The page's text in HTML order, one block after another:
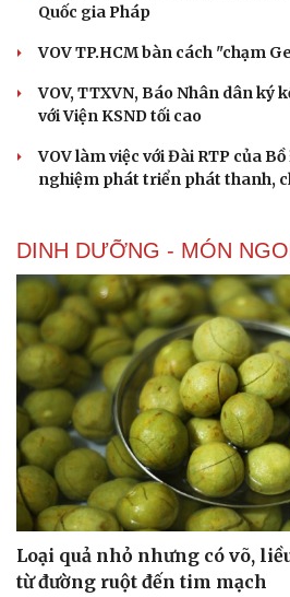
Quốc gia Pháp
VOV TP.HCM bàn cách "chạm
VOV, TTXVN, Báo Nhân dân ký
với Viện KSND tối cao
VOV làm việc với Đài RTP của
nghiệm phát triển phát thanh,
DINH DƯỠNG - MÓN
Loại quả nhỏ nhưng có võ,
từ đường ruột đến tim mạch